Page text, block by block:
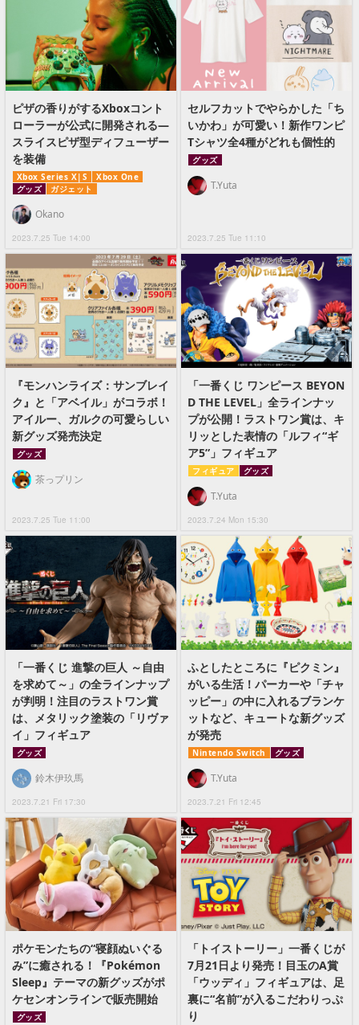
ピザの香りがするXboxコント
ローラーが公式に開発される―
スライスピザ型ディフューザー
を装備
Xbox Series X|S
Xbox One
グッズ
ガジェット
2023.7.25 Tue 14:00
Okano
セルフカットでやらかした「ち
いかわ」が可愛い！新作ワンピ
Tシャツ全4種がどれも個性的
グッズ
2023.7.25 Tue 11:10
T.Yuta
『モンハンライズ：サンブレイ
ク』と「アベイル」がコラボ！
アイルー、ガルクの可愛らしい
新グッズ発売決定
グッズ
2023.7.25 Tue 11:00
茶っプリン
「一番くじ ワンピース BEYON
D THE LEVEL」全ラインナッ
プが公開！ラストワン賞は、キ
リッとした表情の「ルフィ“ギ
ア5”」フィギュア
フィギュア グッズ
2023.7.24 Mon 15:30
T.Yuta
「一番くじ 進撃の巨人 ～自由
を求めて～」の全ラインナップ
が判明！注目のラストワン賞
は、メタリック塗装の「リヴァ
イ」フィギュア
グッズ
2023.7.21 Fri 17:30
鈴木伊玖馬
ふとしたところに『ピクミン』
がいる生活！パーカーや「チャ
ッピー」の中に入れるブランケ
ットなど、キュートな新グッズ
が発売
Nintendo Switch グッズ
2023.7.21 Fri 12:45
T.Yuta
ポケモンたちの“寝顔ぬいぐる
み”に癒される！『Pokémon
Sleep』テーマの新グッズがポ
ケセンオンラインで販売開始
グッズ
「トイストーリー」一番くじが
7月21日より発売！目玉のA賞
「ウッディ」フィギュアは、足
裏に“名前”が入るこだわりっぷ
り